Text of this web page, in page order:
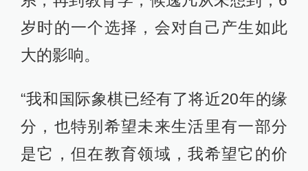
岁时的一个选择，会对自己产生如此
大的影响。
“我和国际象棋已经有了将近20年的缘
分，也特别希望未来生活里有一部分
是它，但在教育领域，我希望它的价